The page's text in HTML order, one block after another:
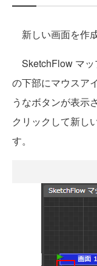
新しい画面を作
SketchFlow マッ
の下部にマウスア
うなボタンが表示
クリックして新し
す。